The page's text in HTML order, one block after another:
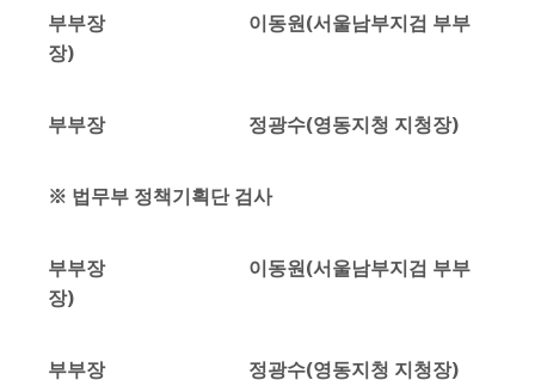
부부장 이동원(서울남부지검 부부
장)
부부장 정광수(영동지청 지청장)
※ 법무부 정책기획단 검사
부부장 이동원(서울남부지검 부부
장)
부부장 정광수(영동지청 지청장)